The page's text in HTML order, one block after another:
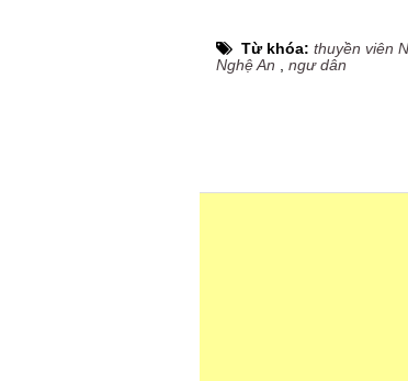
Từ khóa: thuyền viên
Nghệ An
ngư dân